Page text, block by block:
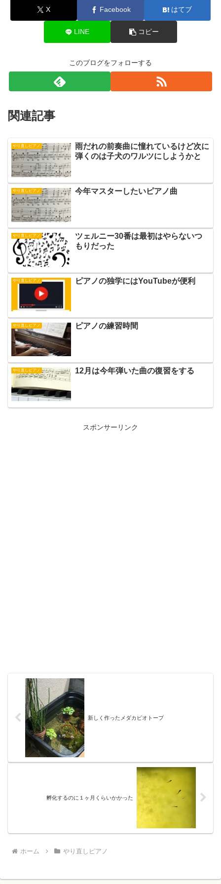
X Facebook はてブ
LINE コピー
このブログをフォローする
関連記事
やり直しピアノ
雨だれの前奏曲に憧れているけど次に
弾くのは子犬のワルツにしようかと
やり直しピアノ 今年マスターしたいピアノ曲
やり直しピアノ
ツェルニー30番は最初はやらないつ
もりだった
やり直しピアノ ピアノの独学にはYouTubeが便利
やり直しピアノ ピアノの練習時間
やり直しピアノ 12月は今年弾いた曲の復習をする
スポンサーリンク
新しく作ったメダカビオトープ
孵化するのに１ヶ月くらいかかった
ホーム やり直しピアノ